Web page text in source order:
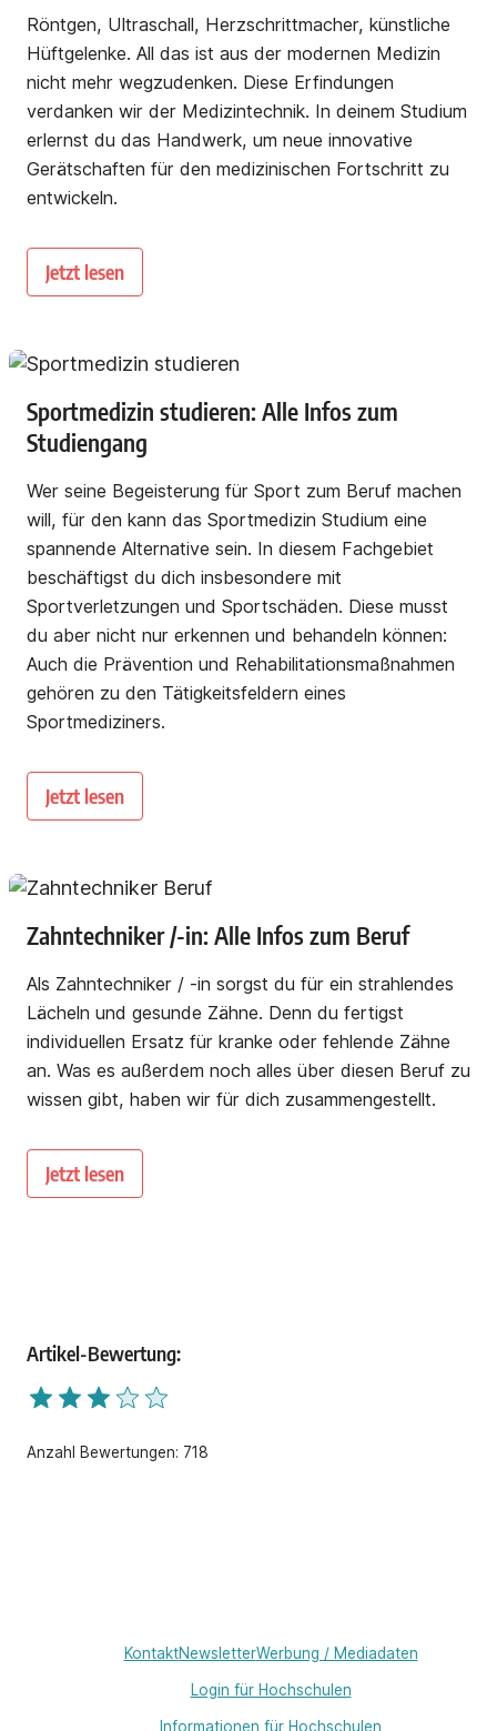
Röntgen, Ultraschall, Herzschrittmacher, künstliche
Hüftgelenke. All das ist aus der modernen Medizin
nicht mehr wegzudenken. Diese Erfindungen
verdanken wir der Medizintechnik. In deinem Studium
erlernst du das Handwerk, um neue innovative
Gerätschaften für den medizinischen Fortschritt zu
entwickeln.
Jetzt lesen
Sportmedizin studieren: Alle Infos zum
Studiengang
Wer seine Begeisterung für Sport zum Beruf machen
will, für den kann das Sportmedizin Studium eine
spannende Alternative sein. In diesem Fachgebiet
beschäftigst du dich insbesondere mit
Sportverletzungen und Sportschäden. Diese musst
du aber nicht nur erkennen und behandeln können:
Auch die Prävention und Rehabilitationsmaßnahmen
gehören zu den Tätigkeitsfeldern eines
Sportmediziners.
Jetzt lesen
Zahntechniker /-in: Alle Infos zum Beruf
Als Zahntechniker / -in sorgst du für ein strahlendes
Lächeln und gesunde Zähne. Denn du fertigst
individuellen Ersatz für kranke oder fehlende Zähne
an. Was es außerdem noch alles über diesen Beruf zu
wissen gibt, haben wir für dich zusammengestellt.
Jetzt lesen
Artikel-Bewertung:
Anzahl Bewertungen: 718
KontaktNewsletterWerbung / Mediadaten
Login für Hochschulen
Informationen für Hochschulen